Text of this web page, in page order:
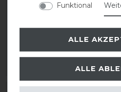
Olivenkopfgebiss
ARTIKEL MERKEN
Funktional
ALLE
ALLE